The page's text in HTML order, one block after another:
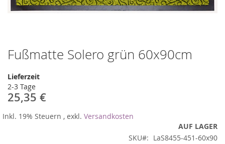
Fußmatte Solero grün 60x90cm
Lieferzeit
2-3 Tage
25,35 €
Inkl. 19% Steuern , exkl. Versandkosten
AUF LAGER
SKU
LaS8455-451-60x90
Zum
Anfang
der
Bildergalerie
springen